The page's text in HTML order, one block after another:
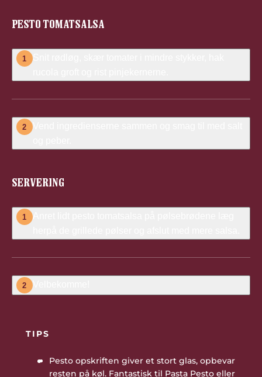
PESTO TOMATSALSA
1
Snit rødløg, skær tomater i mindre stykker, hak
2
Vend ingredienserne sammen og smag til med salt
SERVERING
1
Anret lidt pesto tomatsalsa på pølsebrødene læg
2 Velbekomme!
TIPS
Pesto opskriften giver et stort glas, opbevar
resten på køl. Fantastisk til Pasta Pesto eller